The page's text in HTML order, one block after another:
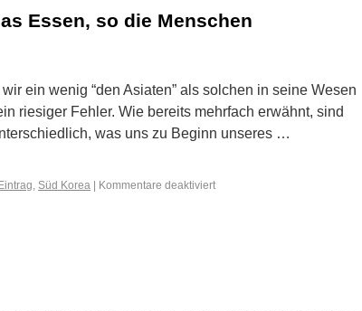
Essen, so die Menschen
ein wenig “den Asiaten” als solchen in seine Wesen
riesiger Fehler. Wie bereits mehrfach erwähnt, sind
was uns zu Beginn unseres …
, Süd Korea Kommentare deaktiviert